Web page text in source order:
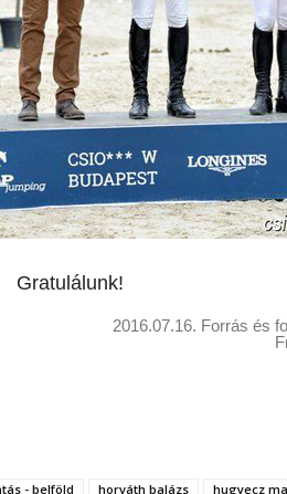
Gratulálunk!
2016.07.16. Forrás és
- belföld horváth balázs hugyecz